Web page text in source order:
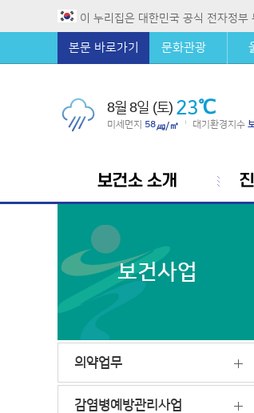
이 누리집은 대한민국 공식 전자정부
본문 바로가기 문화관광
8월 8일 (토) 23℃
미세먼지 58㎍/㎥ 대기환경지수
보건소 소개
보건사업
의약업무
감염병예방관리사업